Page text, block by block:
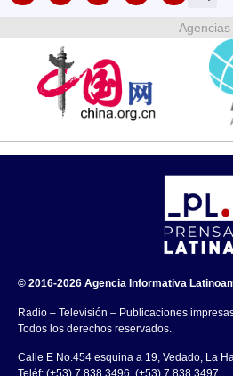
© 2016-2026 Agencia Informativa
Radio – Televisión – Publicaciones
Todos los derechos reservados.
Calle E No.454 esquina a 19, Vedado, La
Teléf: (+53) 7 838 3496, (+53) 7 838 3497